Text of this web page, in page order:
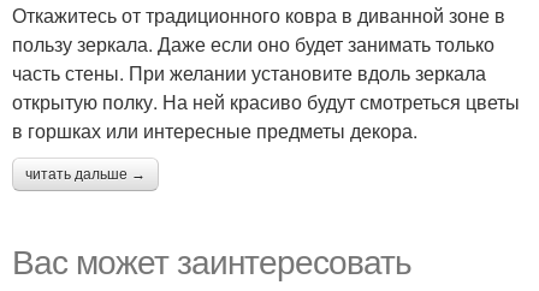
Откажитесь от традиционного ковра в диванной зоне в
пользу зеркала. Даже если оно будет занимать только
часть стены. При желании установите вдоль зеркала
открытую полку. На ней красиво будут смотреться цветы
в горшках или интересные предметы декора.
читать дальше →
Вас может заинтересовать